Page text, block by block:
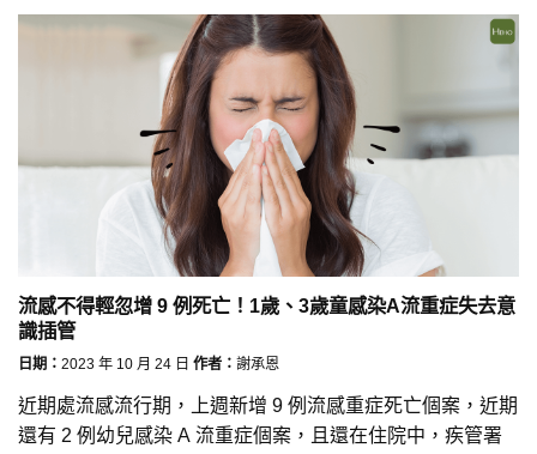
流感不得輕忽增 9 例死亡！1歲、3歲童感染A流重症失去意
識插管
日期： 2023 年 10 月 24 日 作者： 謝承恩
近期處流感流行期，上週新增 9 例流感重症死亡個案，近期
還有 2 例幼兒感染 A 流重症個案，且還在住院中，疾管署